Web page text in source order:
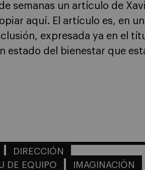
semanas un artículo de
aquí. El artículo es, en
expresada ya en el
estado del bienestar que
DIRECCIÓN
DE EQUIPO
IMAGINACIÓN